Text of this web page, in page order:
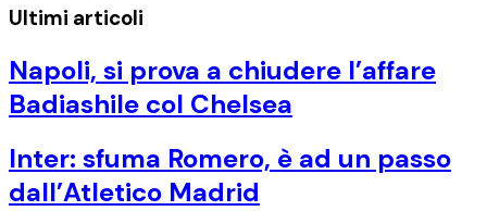
Ultimi articoli
Napoli, si prova a chiudere l’affare
Badiashile col Chelsea
Inter: sfuma Romero, è ad un passo
dall’Atletico Madrid